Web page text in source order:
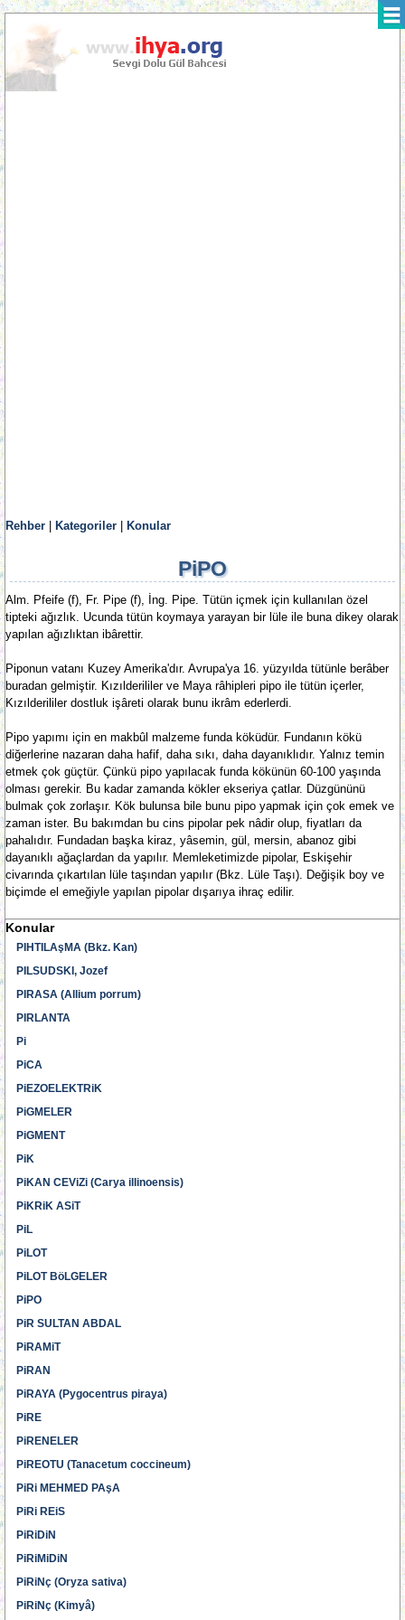
Rehber Kategoriler Konular
PiPO
Alm. Pfeife (f), Fr. Pipe (f), İng. Pipe. Tütün içmek için kullanılan özel
tipteki ağızlık. Ucunda tütün koymaya yarayan bir lüle ile buna dikey olarak
yapılan ağızlıktan ibârettir.
Piponun vatanı Kuzey Amerika'dır. Avrupa'ya 16. yüzyılda tütünle berâber
buradan gelmiştir. Kızılderililer ve Maya râhipleri pipo ile tütün içerler,
Kızılderililer dostluk işâreti olarak bunu ikrâm ederlerdi.
Pipo yapımı için en makbûl malzeme funda köküdür. Fundanın kökü
diğerlerine nazaran daha hafif, daha sıkı, daha dayanıklıdır. Yalnız temin
etmek çok güçtür. Çünkü pipo yapılacak funda kökünün 60-100 yaşında
olması gerekir. Bu kadar zamanda kökler ekseriya çatlar. Düzgününü
bulmak çok zorlaşır. Kök bulunsa bile bunu pipo yapmak için çok emek ve
zaman ister. Bu bakımdan bu cins pipolar pek nâdir olup, fiyatları da
pahalıdır. Fundadan başka kiraz, yâsemin, gül, mersin, abanoz gibi
dayanıklı ağaçlardan da yapılır. Memleketimizde pipolar, Eskişehir
civarında çıkartılan lüle taşından yapılır (Bkz. Lüle Taşı). Değişik boy ve
biçimde el emeğiyle yapılan pipolar dışarıya ihraç edilir.
Konular
PIHTILAşMA (Bkz. Kan)
PILSUDSKI, Jozef
PIRASA (Allium porrum)
PIRLANTA
Pi
PiCA
PiEZOELEKTRiK
PiGMELER
PiGMENT
PiK
PiKAN CEViZi (Carya illinoensis)
PiKRiK ASiT
PiL
PiLOT
PiLOT BöLGELER
PiPO
PiR SULTAN ABDAL
PiRAMiT
PiRAN
PiRAYA (Pygocentrus piraya)
PiRE
PiRENELER
PiREOTU (Tanacetum coccineum)
PiRi MEHMED PAşA
PiRi REiS
PiRiDiN
PiRiMiDiN
PiRiNç (Oryza sativa)
PiRiNç (Kimyâ)